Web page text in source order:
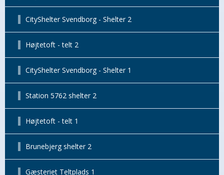
CityShelter Svendborg - Shelter 2
Højtetoft - telt 2
CityShelter Svendborg - Shelter 1
Station 5762 shelter 2
Højtetoft - telt 1
Brunebjerg shelter 2
Gæsteriet Teltplads 1